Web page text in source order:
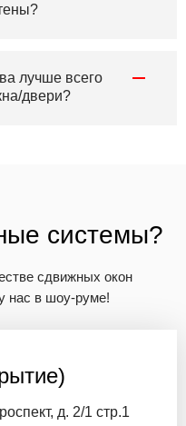
лучше всего
двери?
системы?
сдвижных окон
нас в шоу-руме!
д. 2/1 стр.1